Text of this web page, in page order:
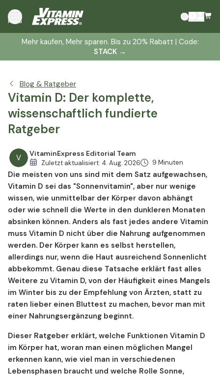
Menü
Mehr kaufen, Mehr sparen. Bis zu 20% Rabatt | Code:
STACK →
Blog & Ratgeber
Vitamin D: Der komplette,
wissenschaftlich fundierte
Ratgeber
V VitaminExpress Editorial Team
Zuletzt aktualisiert: 4. Aug. 2026 9 Minuten
Die meisten von uns sind mit dem Satz aufgewachsen,
Vitamin D sei das "Sonnenvitamin", aber nur wenige
wissen, wie unmittelbar der Körper davon abhängt
oder wie schnell die Werte in den dunkleren Monaten
absinken können. Anders als fast jedes andere Vitamin
muss Vitamin D nicht über die Nahrung aufgenommen
werden. Der Körper kann es selbst herstellen,
allerdings nur, wenn die Haut ausreichend Sonnenlicht
abbekommt. Genau diese Tatsache erklärt fast alles
Weitere zu Vitamin D, von der Häufigkeit eines Mangels
im Winter bis zu der Empfehlung von Ärzten, statt zu
raten lieber einen Bluttest zu machen, bevor man mit
einer Nahrungsergänzung beginnt.
Dieser Ratgeber erklärt, welche Funktionen Vitamin D
im Körper hat, woran man einen möglichen Mangel
erkennen kann, wie viel man in verschiedenen
Lebensphasen braucht und welche Rolle Sonne,
Was ist Vitamin D und was bewirkt es?
Mögliche Anzeichen für einen niedrigen Vitamin-D-
Werte?
Sonnenlicht: Wie der Körper Vitamin D bildet
Lebensmittelquellen für Vitamin D
Vitamin-D-Präparate: Formen und worauf zu achten ist
Kann man zu viel Vitamin D einnehmen?
Glossar
Quellen